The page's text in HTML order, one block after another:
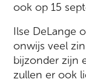
ook op 15
Ilse DeLange
onwijs veel
bijzonder zijn
zullen er ook